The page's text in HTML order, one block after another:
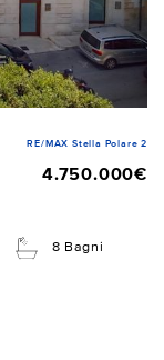
RE/MAX Stella Polare 2
4.750.000€
8 Bagni